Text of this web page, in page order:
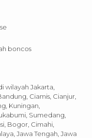
boncos
wilayah Jakarta,
Ciamis, Cianjur,
Kuningan,
Sumedang,
Bogor, Cimahi,
Jawa Tengah, Jawa